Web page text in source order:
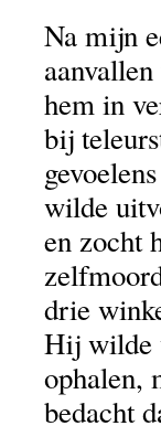
Na mijn
hem in
bij
wilde
en zocht
drie
Hij wilde
ophalen,
bedacht